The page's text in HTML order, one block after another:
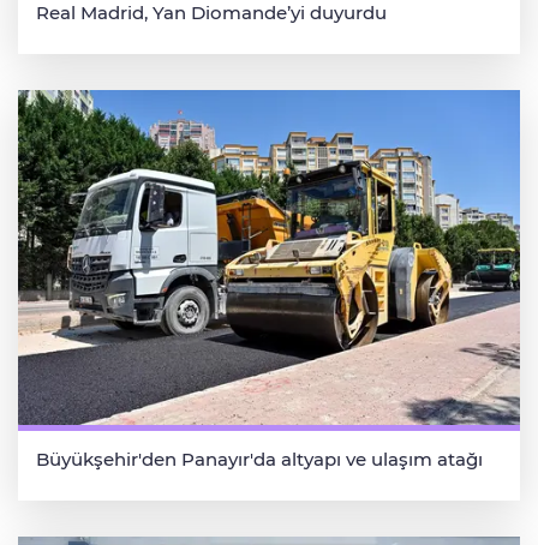
Real Madrid, Yan Diomande’yi duyurdu
Büyükşehir'den Panayır'da altyapı ve ulaşım atağı